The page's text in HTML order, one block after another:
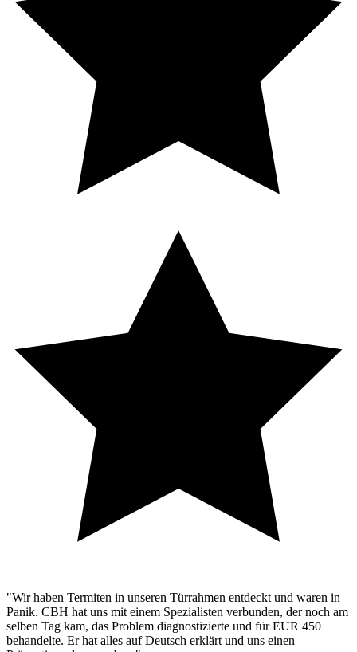
"Wir haben Termiten in unseren Türrahmen entdeckt und waren in
Panik. CBH hat uns mit einem Spezialisten verbunden, der noch am
selben Tag kam, das Problem diagnostizierte und für EUR 450
behandelte. Er hat alles auf Deutsch erklärt und uns einen